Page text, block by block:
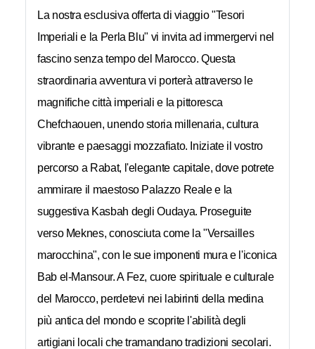
La nostra esclusiva offerta di viaggio "Tesori
Imperiali e la Perla Blu" vi invita ad immergervi nel
fascino senza tempo del Marocco. Questa
straordinaria avventura vi porterà attraverso le
magnifiche città imperiali e la pittoresca
Chefchaouen, unendo storia millenaria, cultura
vibrante e paesaggi mozzafiato. Iniziate il vostro
percorso a Rabat, l'elegante capitale, dove potrete
ammirare il maestoso Palazzo Reale e la
suggestiva Kasbah degli Oudaya. Proseguite
verso Meknes, conosciuta come la "Versailles
marocchina", con le sue imponenti mura e l'iconica
Bab el-Mansour. A Fez, cuore spirituale e culturale
del Marocco, perdetevi nei labirinti della medina
più antica del mondo e scoprite l'abilità degli
artigiani locali che tramandano tradizioni secolari.